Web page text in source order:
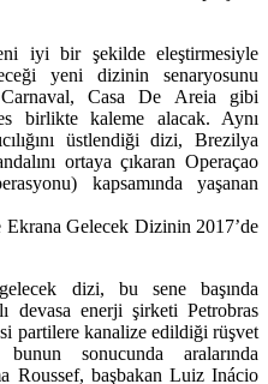
iyi bir şekilde eleştirmesiyle
yeni dizinin senaryosunu
Casa De Areia gibi
birlikte kaleme alacak. Aynı
üstlendiği dizi, Brezilya
ortaya çıkaran Operaçao
kapsamında yaşanan
Gelecek Dizinin 2017’de
dizi, bu sene başında
devasa enerji şirketi Petrobras
partilere kanalize edildiği rüşvet
sonucunda aralarında
Roussef, başbakan Luiz Inácio